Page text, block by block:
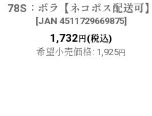
78S：ボラ【ネコポス配送可】
[JAN 4511729669875]
1,732 円(税込)
希望小売価格: 1,925円